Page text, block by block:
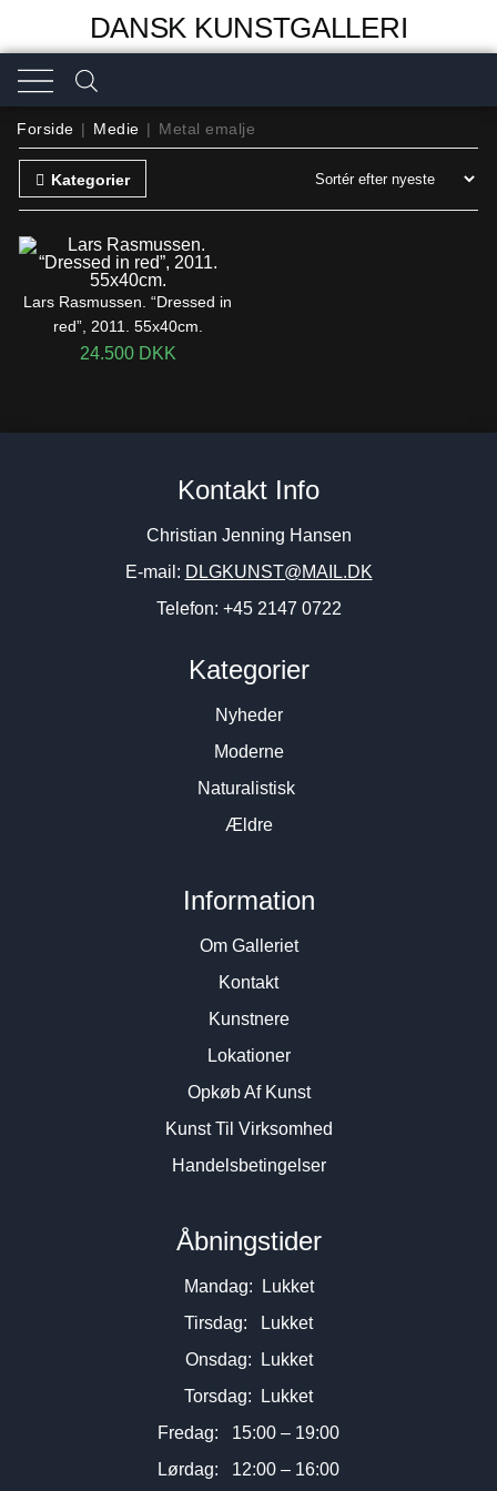
DANSK KUNSTGALLERI
Forside | Medie | Metal emalje
Kategorier
Lars Rasmussen. “Dressed in
red”, 2011. 55x40cm.
24.500 DKK
Kontakt Info
Christian Jenning Hansen
E-mail: DLGKUNST@MAIL.DK
Telefon: +45 2147 0722
Kategorier
Nyheder
Moderne
Naturalistisk
Ældre
Information
Om Galleriet
Kontakt
Kunstnere
Lokationer
Opkøb Af Kunst
Kunst Til Virksomhed
Handelsbetingelser
Åbningstider
Mandag: Lukket
Tirsdag: Lukket
Onsdag: Lukket
Torsdag: Lukket
Fredag: 15:00 – 19:00
Lørdag: 12:00 – 16:00